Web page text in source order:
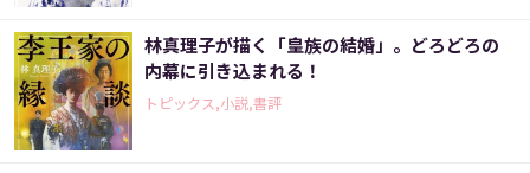
林真理子が描く「皇族の結婚」。どろどろの
内幕に引き込まれる！
トピックス,小説,書評